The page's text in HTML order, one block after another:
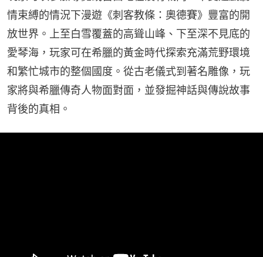
情束縛的情況下漫遊《刺客教條：奧德賽》豐富的開
放世界。上至白雪覆蓋的高聳山峰、下至深不見底的
愛琴海，玩家可在希臘的黃金時代探索充滿荒野環境
和繁忙城市的整個國度。從古老儀式到著名雕像，玩
家將與希臘傳奇人物面對面，並發掘神話與傳說故事
背後的真相。